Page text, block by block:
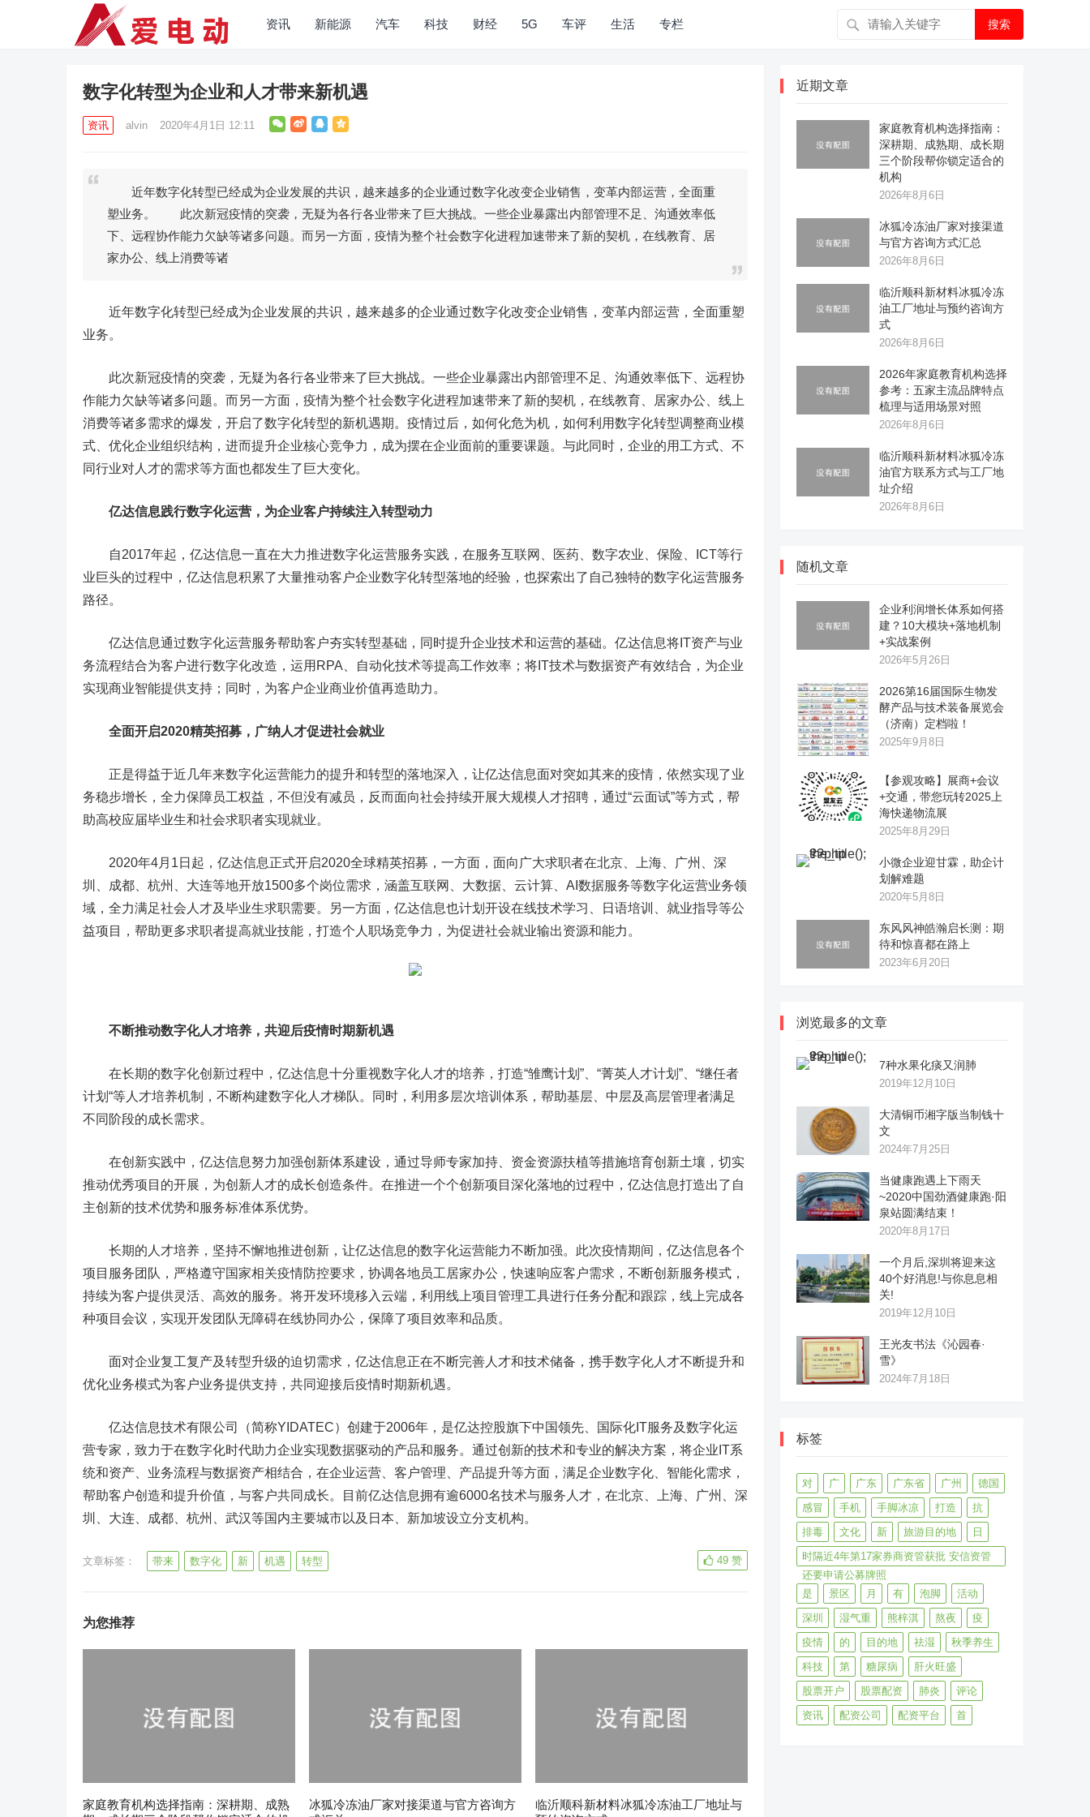
资讯 新能源 汽车 科技 财经 5G 车评 生活 专栏 搜索
数字化转型为企业和人才带来新机遇
资讯 alvin 2020年4月1日 12:11
近年数字化转型已经成为企业发展的共识，越来越多的企业通过数字化改变企业销售，变革内部运营，全面重
塑业务。 此次新冠疫情的突袭，无疑为各行各业带来了巨大挑战。一些企业暴露出内部管理不足、沟通效率低
下、远程协作能力欠缺等诸多问题。而另一方面，疫情为整个社会数字化进程加速带来了新的契机，在线教育、居
家办公、线上消费等诸
近年数字化转型已经成为企业发展的共识，越来越多的企业通过数字化改变企业销售，变革内部运营，全面重塑
业务。
此次新冠疫情的突袭，无疑为各行各业带来了巨大挑战。一些企业暴露出内部管理不足、沟通效率低下、远程协
作能力欠缺等诸多问题。而另一方面，疫情为整个社会数字化进程加速带来了新的契机，在线教育、居家办公、线上
消费等诸多需求的爆发，开启了数字化转型的新机遇期。疫情过后，如何化危为机，如何利用数字化转型调整商业模
式、优化企业组织结构，进而提升企业核心竞争力，成为摆在企业面前的重要课题。与此同时，企业的用工方式、不
同行业对人才的需求等方面也都发生了巨大变化。
亿达信息践行数字化运营 ， 为企业客户持续注入转型动力
自2017年起，亿达信息一直在大力推进数字化运营服务实践，在服务互联网、医药、数字农业、保险、ICT等行
业巨头的过程中，亿达信息积累了大量推动客户企业数字化转型落地的经验，也探索出了自己独特的数字化运营服务
路径。
亿达信息通过数字化运营服务帮助客户夯实转型基础，同时提升企业技术和运营的基础。亿达信息将IT资产与业
务流程结合为客户进行数字化改造，运用RPA、自动化技术等提高工作效率；将IT技术与数据资产有效结合，为企业
实现商业智能提供支持；同时，为客户企业商业价值再造助力。
全面开启2020精英招募 ，广纳人才促进社会就业
正是得益于近几年来数字化运营能力的提升和转型的落地深入，让亿达信息面对突如其来的疫情，依然实现了业
务稳步增长，全力保障员工权益，不但没有减员，反而面向社会持续开展大规模人才招聘，通过“云面试”等方式，帮
助高校应届毕业生和社会求职者实现就业。
2020年4月1日起，亿达信息正式开启2020全球精英招募，一方面，面向广大求职者在北京、上海、广州、深
圳、成都、杭州、大连等地开放1500多个岗位需求，涵盖互联网、大数据、云计算、AI数据服务等数字化运营业务领
域，全力满足社会人才及毕业生求职需要。另一方面，亿达信息也计划开设在线技术学习、日语培训、就业指导等公
益项目，帮助更多求职者提高就业技能，打造个人职场竞争力，为促进社会就业输出资源和能力。
不断推动数字化人才培养 ， 共迎后疫情时期新机遇
在长期的数字化创新过程中，亿达信息十分重视数字化人才的培养，打造“雏鹰计划”、“菁英人才计划”、“继任者
计划“等人才培养机制，不断构建数字化人才梯队。同时，利用多层次培训体系，帮助基层、中层及高层管理者满足
不同阶段的成长需求。
在创新实践中，亿达信息努力加强创新体系建设，通过导师专家加持、资金资源扶植等措施培育创新土壤，切实
推动优秀项目的开展，为创新人才的成长创造条件。在推进一个个创新项目深化落地的过程中，亿达信息打造出了自
主创新的技术优势和服务标准体系优势。
长期的人才培养，坚持不懈地推进创新，让亿达信息的数字化运营能力不断加强。此次疫情期间，亿达信息各个
项目服务团队，严格遵守国家相关疫情防控要求，协调各地员工居家办公，快速响应客户需求，不断创新服务模式，
持续为客户提供灵活、高效的服务。将开发环境移入云端，利用线上项目管理工具进行任务分配和跟踪，线上完成各
种项目会议，实现开发团队无障碍在线协同办公，保障了项目效率和品质。
面对企业复工复产及转型升级的迫切需求，亿达信息正在不断完善人才和技术储备，携手数字化人才不断提升和
优化业务模式为客户业务提供支持，共同迎接后疫情时期新机遇。
亿达信息技术有限公司（简称YIDATEC）创建于2006年，是亿达控股旗下中国领先、国际化IT服务及数字化运
营专家，致力于在数字化时代助力企业实现数据驱动的产品和服务。通过创新的技术和专业的解决方案，将企业IT系
统和资产、业务流程与数据资产相结合，在企业运营、客户管理、产品提升等方面，满足企业数字化、智能化需求，
帮助客户创造和提升价值，与客户共同成长。目前亿达信息拥有逾6000名技术与服务人才，在北京、上海、广州、深
圳、大连、成都、杭州、武汉等国内主要城市以及日本、新加坡设立分支机构。
文章标签： 带来 数字化 新 机遇 转型 49 赞
为您推荐
家庭教育机构选择指南：深耕期、成熟
冰狐冷冻油厂家对接渠道与官方咨询方
临沂顺科新材料冰狐冷冻油工厂地址与
近期文章
家庭教育机构选择指南：
深耕期、成熟期、成长期
三个阶段帮你锁定适合的
机构
2026年8月6日
冰狐冷冻油厂家对接渠道
与官方咨询方式汇总
2026年8月6日
临沂顺科新材料冰狐冷冻
油工厂地址与预约咨询方
式
2026年8月6日
2026年家庭教育机构选择
参考：五家主流品牌特点
梳理与适用场景对照
2026年8月6日
临沂顺科新材料冰狐冷冻
油官方联系方式与工厂地
址介绍
2026年8月6日
随机文章
企业利润增长体系如何搭
建？10大模块+落地机制
+实战案例
2026年5月26日
2026第16届国际生物发
酵产品与技术装备展览会
（济南）定档啦！
2025年9月8日
【参观攻略】展商+会议
+交通，带您玩转2025上
海快递物流展
2025年8月29日
小微企业迎甘霖，助企计
划解难题
2020年5月8日
东风风神皓瀚启长测：期
待和惊喜都在路上
2023年6月20日
浏览最多的文章
7种水果化痰又润肺
2019年12月10日
大清铜币湘字版当制钱十
文
2024年7月25日
当健康跑遇上下雨天
~2020中国劲酒健康跑·阳
泉站圆满结束！
2020年8月17日
一个月后,深圳将迎来这
40个好消息!与你息息相
关!
2019年12月10日
王光友书法《沁园春·
雪》
2024年7月18日
标签
对 广 广东 广东省 广州
德国
感冒
手机 手脚冰凉 打造
抗
排毒
文化 新 旅游目的地
日
时隔近4年第17家券商资管获批 安信资管
还要申请公募牌照
是
景区 月 有 泡脚
活动
深圳
湿气重 熊梓淇 熬夜
疫
疫情
的 目的地 祛湿
秋季养生
科技
第 糖尿病
肝火旺盛
股票开户
股票配资 肺炎
评论
资讯
配资公司 配资平台 首